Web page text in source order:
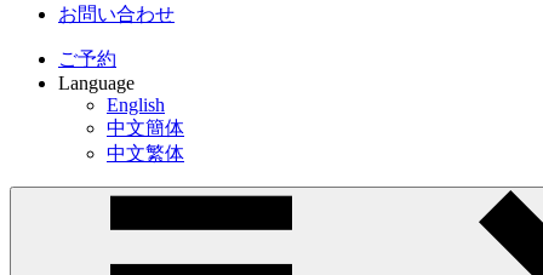
お問い合わせ
ご予約
Language
English
中文簡体
中文繁体